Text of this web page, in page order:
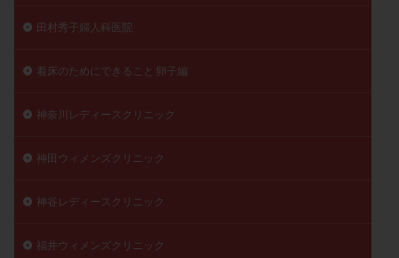
田村秀子婦人科医院
着床のためにできること 卵子編
神奈川レディースクリニック
神田ウィメンズクリニック
神谷レディースクリニック
福井ウィメンズクリニック